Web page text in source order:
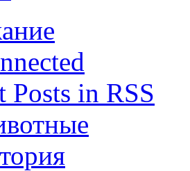
Posts in RSS